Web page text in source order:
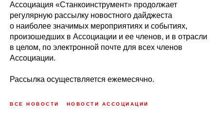
Ассоциация «Станкоинструмент» продолжает
регулярную рассылку новостного дайджеста
о наиболее значимых мероприятиях и событиях,
произошедших в Ассоциации и ее членов, и в отрасли
в целом, по электронной почте для всех членов
Ассоциации.
Рассылка осуществляется ежемесячно.
ВСЕ НОВОСТИ НОВОСТИ АССОЦИАЦИИ